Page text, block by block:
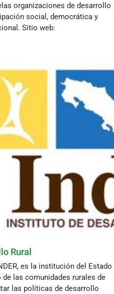
organizaciones de desarrollo
social, democrática y
Sitio web:
Rural
es la institución del Estado
las comunidades rurales de
las políticas de desarrollo